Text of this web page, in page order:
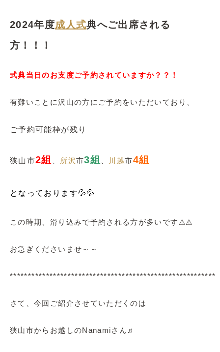
2024年度成人式典へご出席される
方！！！
式典当日のお支度ご予約されていますか？？！
有難いことに沢山の方にご予約をいただいており、
ご予約可能枠が残り
狭山市2組 所沢市3組 川越市4組
となっております💦💦
この時期、滑り込みで予約される方が多いです⚠⚠
お急ぎくださいませ～～
*********************************************************
さて、今回ご紹介させていただくのは
狭山市からお越しのNanamiさん♬